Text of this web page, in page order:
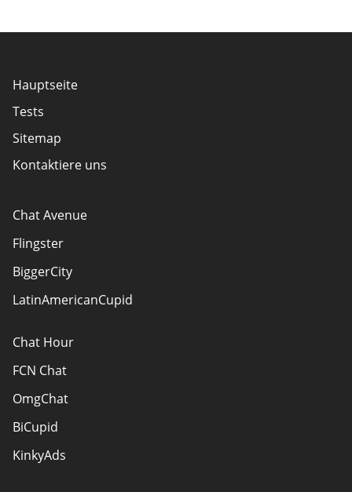
Hauptseite
Tests
Sitemap
Kontaktiere uns
Chat Avenue
Flingster
BiggerCity
LatinAmericanCupid
Chat Hour
FCN Chat
OmgChat
BiCupid
KinkyAds